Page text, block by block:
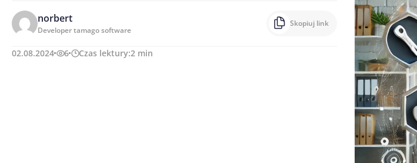
norbert
Developer tamago software
Skopiuj link
02.08.2024 6 Czas lektury:2 min